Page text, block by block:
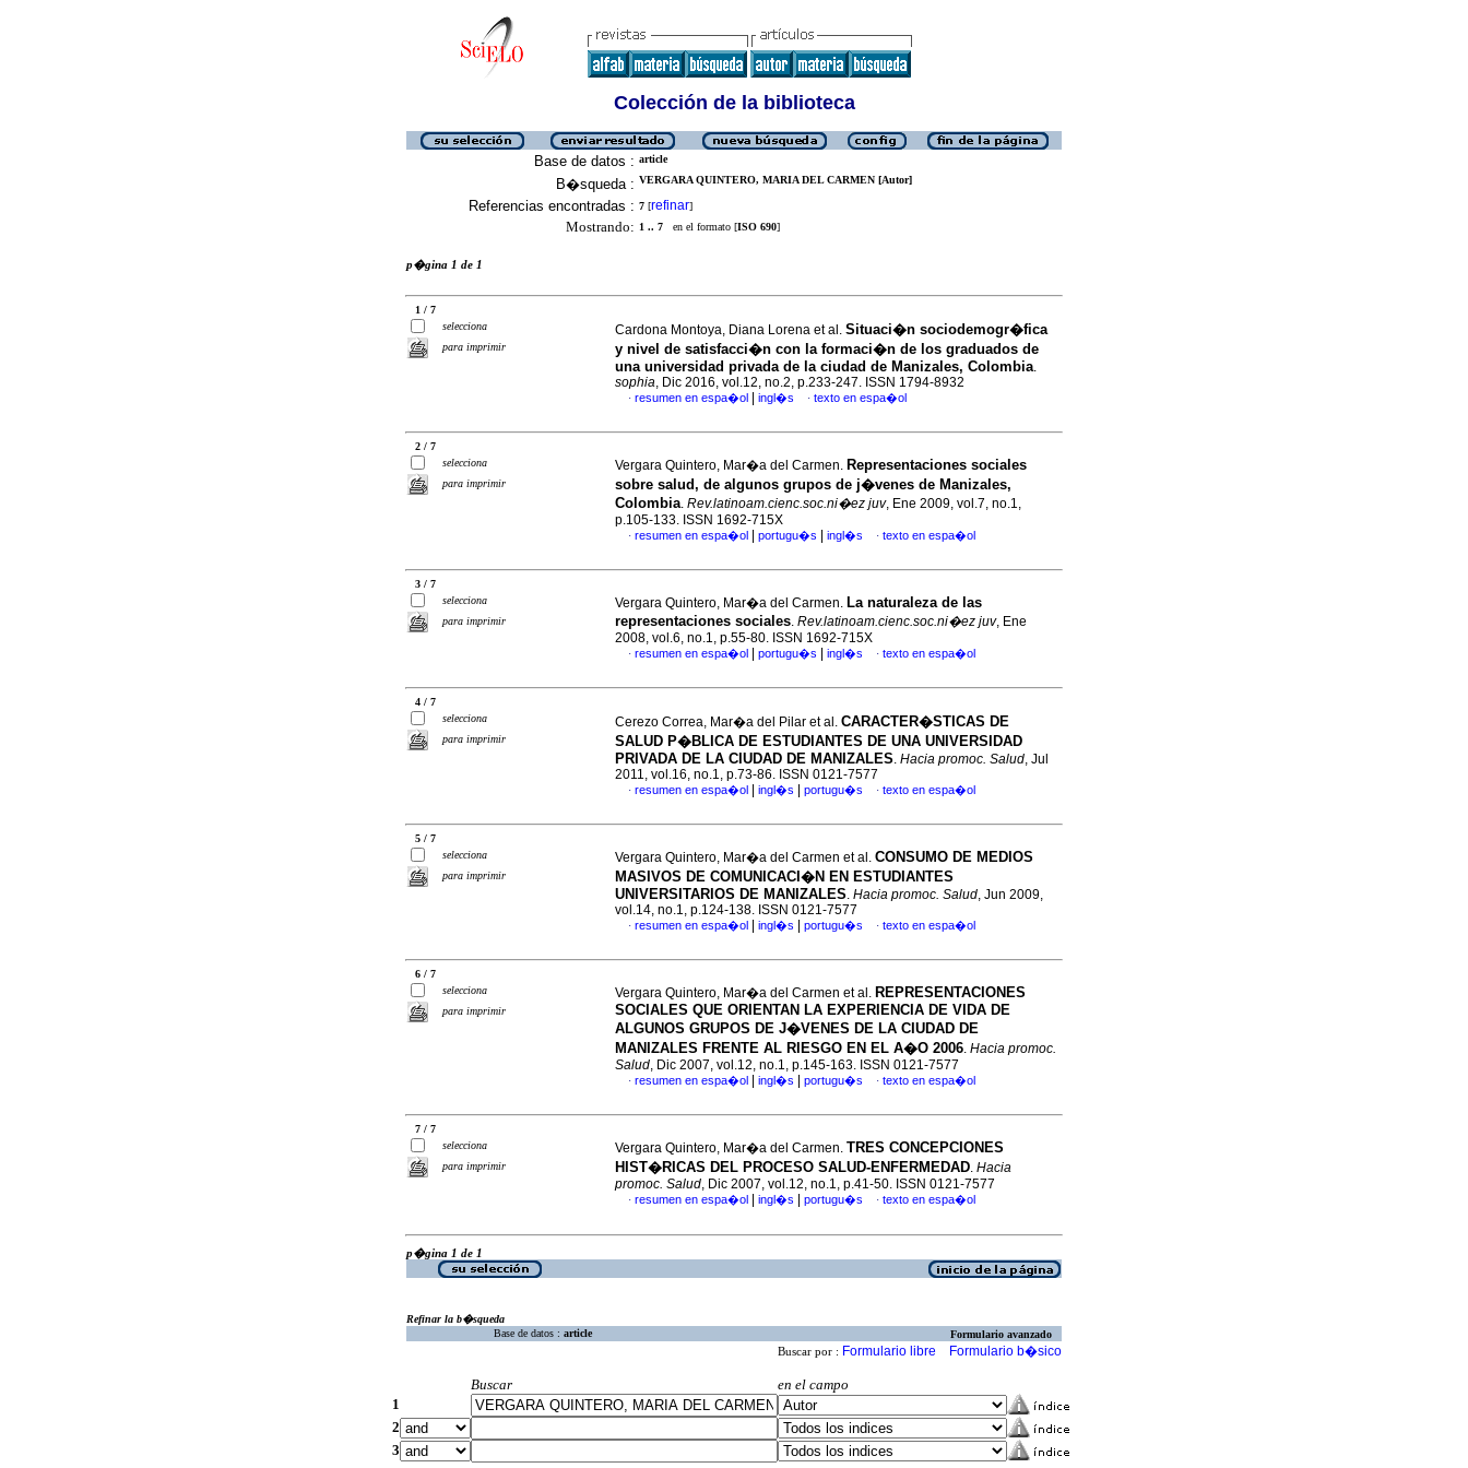
Colección de la biblioteca
Base de datos : article
B�squeda : VERGARA QUINTERO, MARIA DEL CARMEN [Autor]
Referencias encontradas : 7 [refinar]
Mostrando: 1 .. 7 en el formato [ISO 690]
p�gina 1 de 1
1 / 7
selecciona
para imprimir
Cardona Montoya, Diana Lorena et al. Situaci�n sociodemogr�fica
y nivel de satisfacci�n con la formaci�n de los graduados de
una universidad privada de la ciudad de Manizales, Colombia.
sophia, Dic 2016, vol.12, no.2, p.233-247. ISSN 1794-8932
· resumen en espa�ol ingl�s · texto en espa�ol
2 / 7
selecciona
para imprimir
Vergara Quintero, Mar�a del Carmen. Representaciones sociales
sobre salud, de algunos grupos de j�venes de Manizales,
Colombia. Rev.latinoam.cienc.soc.ni�ez juv, Ene 2009, vol.7, no.1,
p.105-133. ISSN 1692-715X
· resumen en espa�ol portugu�s ingl�s · texto en espa�ol
3 / 7
selecciona
para imprimir
Vergara Quintero, Mar�a del Carmen. La naturaleza de las
representaciones sociales. Rev.latinoam.cienc.soc.ni�ez juv, Ene
2008, vol.6, no.1, p.55-80. ISSN 1692-715X
· resumen en espa�ol portugu�s ingl�s · texto en espa�ol
4 / 7
selecciona
para imprimir
Cerezo Correa, Mar�a del Pilar et al. CARACTER�STICAS DE
SALUD P�BLICA DE ESTUDIANTES DE UNA UNIVERSIDAD
PRIVADA DE LA CIUDAD DE MANIZALES. Hacia promoc. Salud, Jul
2011, vol.16, no.1, p.73-86. ISSN 0121-7577
· resumen en espa�ol ingl�s portugu�s · texto en espa�ol
5 / 7
selecciona
para imprimir
Vergara Quintero, Mar�a del Carmen et al. CONSUMO DE MEDIOS
MASIVOS DE COMUNICACI�N EN ESTUDIANTES
UNIVERSITARIOS DE MANIZALES. Hacia promoc. Salud, Jun 2009,
vol.14, no.1, p.124-138. ISSN 0121-7577
· resumen en espa�ol ingl�s portugu�s · texto en espa�ol
6 / 7
selecciona
para imprimir
Vergara Quintero, Mar�a del Carmen et al. REPRESENTACIONES
SOCIALES QUE ORIENTAN LA EXPERIENCIA DE VIDA DE
ALGUNOS GRUPOS DE J�VENES DE LA CIUDAD DE
MANIZALES FRENTE AL RIESGO EN EL A�O 2006. Hacia promoc.
Salud, Dic 2007, vol.12, no.1, p.145-163. ISSN 0121-7577
· resumen en espa�ol ingl�s portugu�s · texto en espa�ol
7 / 7
selecciona
para imprimir
Vergara Quintero, Mar�a del Carmen. TRES CONCEPCIONES
HIST�RICAS DEL PROCESO SALUD-ENFERMEDAD. Hacia
promoc. Salud, Dic 2007, vol.12, no.1, p.41-50. ISSN 0121-7577
· resumen en espa�ol ingl�s portugu�s · texto en espa�ol
p�gina 1 de 1
Refinar la b�squeda
Base de datos : article Formulario avanzado
Buscar por : Formulario libre Formulario b�sico
Buscar
en el campo
1
2
3